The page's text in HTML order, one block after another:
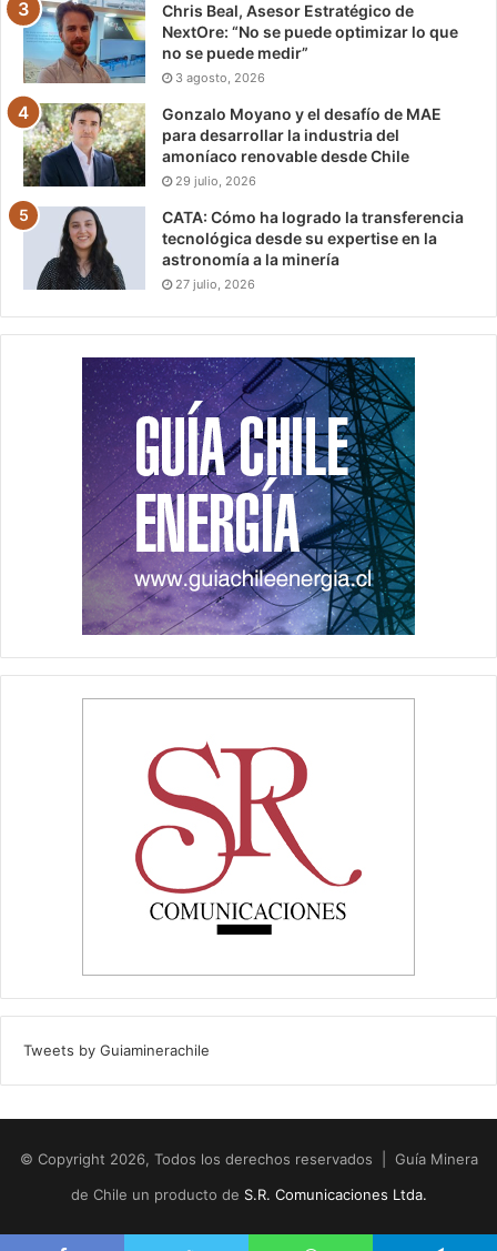
Chris Beal, Asesor Estratégico de
NextOre: “No se puede optimizar lo que
no se puede medir”
3 agosto, 2026
Gonzalo Moyano y el desafío de MAE
para desarrollar la industria del
amoníaco renovable desde Chile
29 julio, 2026
CATA: Cómo ha logrado la transferencia
tecnológica desde su expertise en la
astronomía a la minería
27 julio, 2026
Tweets by Guiaminerachile
© Copyright 2026, Todos los derechos reservados | Guía Minera
de Chile un producto de S.R. Comunicaciones Ltda.